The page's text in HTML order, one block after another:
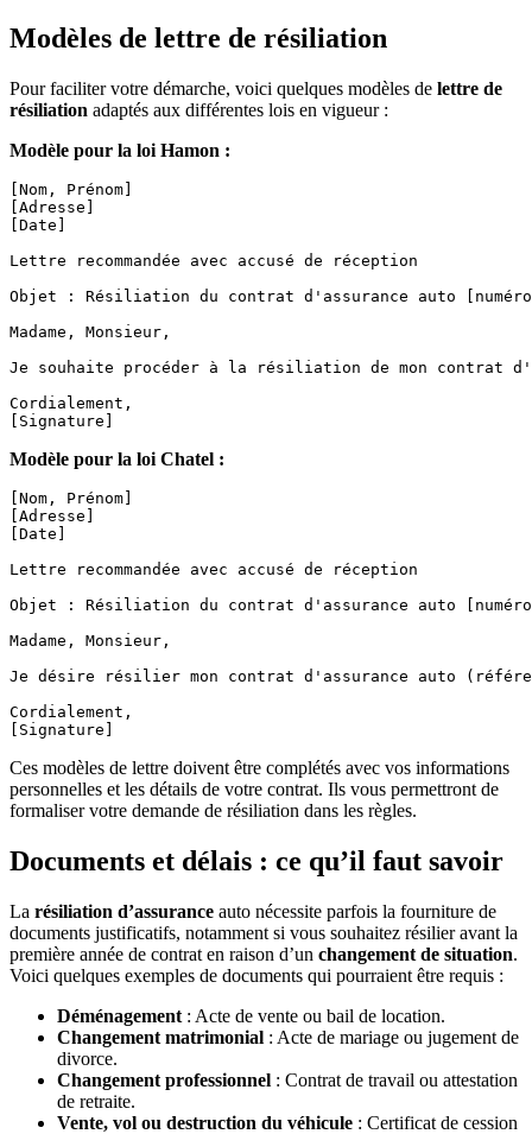
Modèles de lettre de résiliation
Pour faciliter votre démarche, voici quelques modèles de lettre de
résiliation adaptés aux différentes lois en vigueur :
Modèle pour la loi Hamon :
[Nom, Prénom]
[Adresse]
[Date]
Lettre recommandée avec accusé de réception
Objet : Résiliation du contrat d'assurance auto
Madame, Monsieur,
Je souhaite procéder à la résiliation de mon contrat
Cordialement,
Modèle pour la loi Chatel :
[Nom, Prénom]
[Adresse]
[Date]
Lettre recommandée avec accusé de réception
Objet : Résiliation du contrat d'assurance auto
Madame, Monsieur,
Je désire résilier mon contrat d'assurance auto
Cordialement,
Ces modèles de lettre doivent être complétés avec vos informations
personnelles et les détails de votre contrat. Ils vous permettront de
formaliser votre demande de résiliation dans les règles.
Documents et délais : ce qu’il faut savoir
La résiliation d’assurance auto nécessite parfois la fourniture de
documents justificatifs, notamment si vous souhaitez résilier avant la
première année de contrat en raison d’un changement de situation.
Voici quelques exemples de documents qui pourraient être requis :
Déménagement : Acte de vente ou bail de location.
Changement matrimonial : Acte de mariage ou jugement de
divorce.
Changement professionnel : Contrat de travail ou attestation
de retraite.
Vente, vol ou destruction du véhicule : Certificat de cession